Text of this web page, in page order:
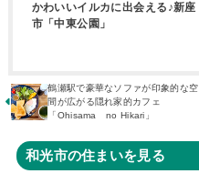
かわいいイルカに出会える♪新座
市「中東公園」
鶴瀬駅で豪華なソファが印象的な空
間が広がる隠れ家的カフェ
「Ohisama no Hikari」
和光市の住まいを見る